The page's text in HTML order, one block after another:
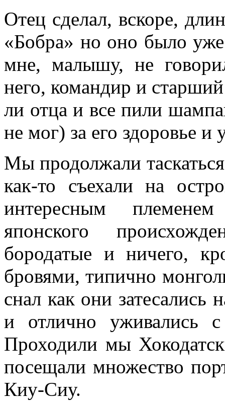
Отец сделал, вскоре,
«Бобра» но оно было
мне, малышу, не
него, коман­дир и
ли отца и все пили
не мог) за его здоровье и
Мы продолжали
как-то съехали на
интересным
японского
бородатые и ничего,
бровями, ти­пично
снал как они затесались
и отлично уживались
Проходили мы
посещали мно­жество
Киу-Сиу.